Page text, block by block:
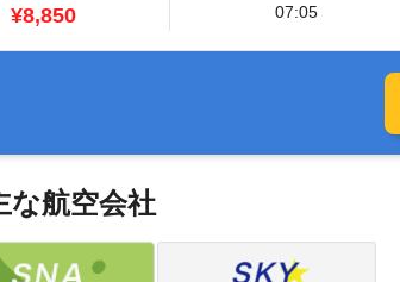
¥8,850 07:05
な航空会社